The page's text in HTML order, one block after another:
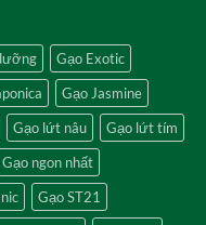
Gạo Exotic
Gạo Jasmine
Gạo lứt nâu
Gạo lứt tím
Gạo ngon nhất
Gạo ST21